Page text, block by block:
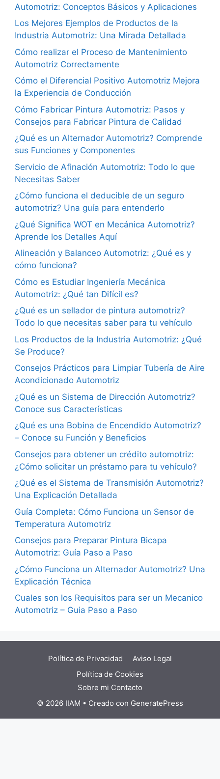
Automotriz: Conceptos Básicos y Aplicaciones
Los Mejores Ejemplos de Productos de la
Industria Automotriz: Una Mirada Detallada
Cómo realizar el Proceso de Mantenimiento
Automotriz Correctamente
Cómo el Diferencial Positivo Automotriz Mejora
la Experiencia de Conducción
Cómo Fabricar Pintura Automotriz: Pasos y
Consejos para Fabricar Pintura de Calidad
¿Qué es un Alternador Automotriz? Comprende
sus Funciones y Componentes
Servicio de Afinación Automotriz: Todo lo que
Necesitas Saber
¿Cómo funciona el deducible de un seguro
automotriz? Una guía para entenderlo
¿Qué Significa WOT en Mecánica Automotriz?
Aprende los Detalles Aquí
Alineación y Balanceo Automotriz: ¿Qué es y
cómo funciona?
Cómo es Estudiar Ingeniería Mecánica
Automotriz: ¿Qué tan Difícil es?
¿Qué es un sellador de pintura automotriz?
Todo lo que necesitas saber para tu vehículo
Los Productos de la Industria Automotriz: ¿Qué
Se Produce?
Consejos Prácticos para Limpiar Tubería de Aire
Acondicionado Automotriz
¿Qué es un Sistema de Dirección Automotriz?
Conoce sus Características
¿Qué es una Bobina de Encendido Automotriz?
– Conoce su Función y Beneficios
Consejos para obtener un crédito automotriz:
¿Cómo solicitar un préstamo para tu vehículo?
¿Qué es el Sistema de Transmisión Automotriz?
Una Explicación Detallada
Guía Completa: Cómo Funciona un Sensor de
Temperatura Automotriz
Consejos para Preparar Pintura Bicapa
Automotriz: Guía Paso a Paso
¿Cómo Funciona un Alternador Automotriz? Una
Explicación Técnica
Cuales son los Requisitos para ser un Mecanico
Automotriz – Guia Paso a Paso
Política de Privacidad
Aviso Legal
Política de Cookies
Sobre mi Contacto
© 2026 IIAM • Creado con GeneratePress